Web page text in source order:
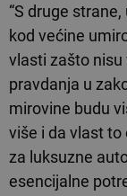
“S druge
kod većine
vlasti zašto nisu
pravdanja u
mirovine budu
više i da vlast
za luksuzne
esencijalne